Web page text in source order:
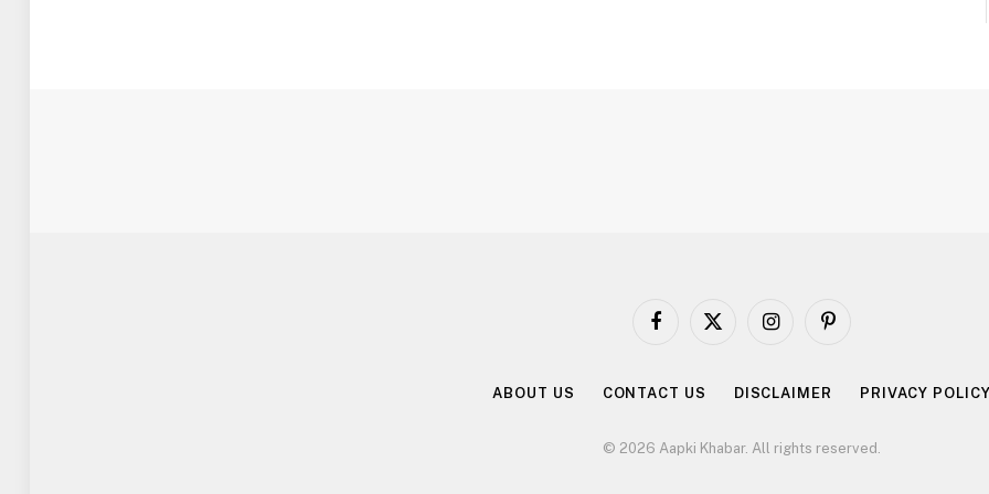
Facebook
X
InstagramPinterest
ABOUT US CONTACT US DISCLAIMER PRIVACY
© 2026 Aapki Khabar. All rights reserved.